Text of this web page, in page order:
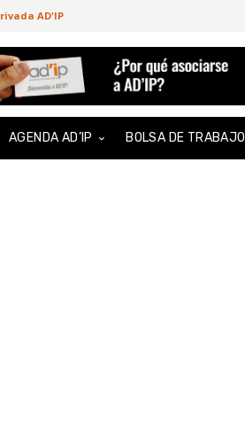
AD'IP
AGENDA AD’IP BOLSA DE TRABAJO